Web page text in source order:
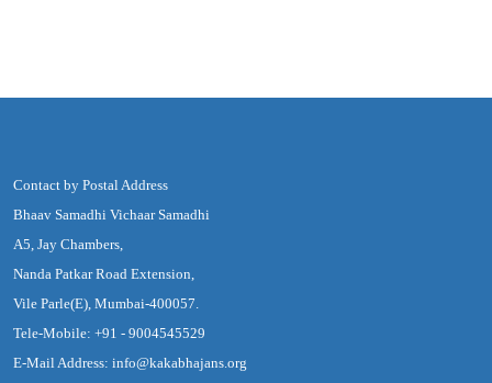
Contact by Postal Address
Bhaav Samadhi Vichaar Samadhi
A5, Jay Chambers,
Nanda Patkar Road Extension,
Vile Parle(E), Mumbai-400057.
Tele-Mobile: +91 - 9004545529
E-Mail Address: info@kakabhajans.org